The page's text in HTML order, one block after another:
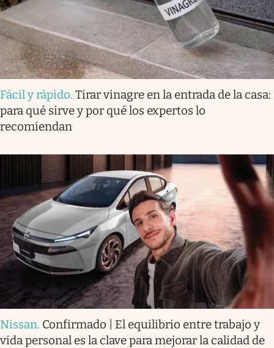
Fácil y rápido. Tirar vinagre en la entrada de la casa:
para qué sirve y por qué los expertos lo
recomiendan
Nissan. Confirmado | El equilibrio entre trabajo y
vida personal es la clave para mejorar la calidad de